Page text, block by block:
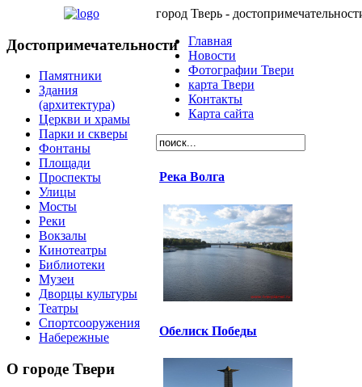
Достопримечательности
Памятники
Здания
(архитектура)
Церкви и храмы
Парки и скверы
Фонтаны
Площади
Проспекты
Улицы
Мосты
Реки
Вокзалы
Кинотеатры
Библиотеки
Музеи
Дворцы культуры
Театры
Спортсооружения
Набережные
О городе Твери
город Тверь -
Главная
Новости
Фотографии Твери
карта Твери
Контакты
Карта сайта
Река Волга
Обелиск Победы